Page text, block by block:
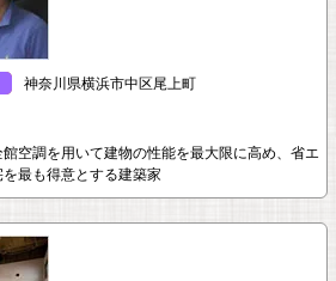
神奈川県横浜市中区尾上町
空調を用いて建物の性能を最大限に高め、省エ
最も得意とする建築家